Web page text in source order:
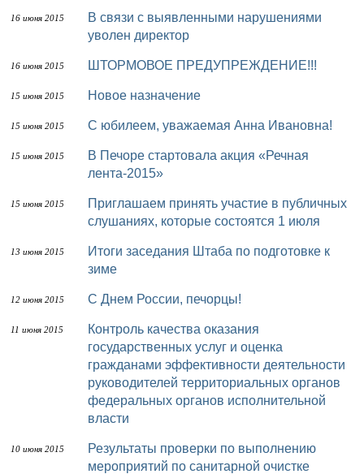
16 июня 2015
В связи с выявленными нарушениями
уволен директор
16 июня 2015 ШТОРМОВОЕ ПРЕДУПРЕЖДЕНИЕ!!!
15 июня 2015 Новое назначение
15 июня 2015 С юбилеем, уважаемая Анна Ивановна!
15 июня 2015
В Печоре стартовала акция «Речная
лента-2015»
15 июня 2015
Приглашаем принять участие в публичных
слушаниях, которые состоятся 1 июля
13 июня 2015
Итоги заседания Штаба по подготовке к
зиме
12 июня 2015 С Днем России, печорцы!
11 июня 2015
Контроль качества оказания
государственных услуг и оценка
гражданами эффективности деятельности
руководителей территориальных органов
федеральных органов исполнительной
власти
10 июня 2015
Результаты проверки по выполнению
мероприятий по санитарной очистке